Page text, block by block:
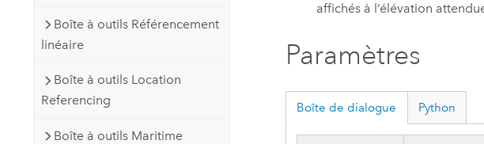
Boîte à outils Référencement
linéaire
Boîte à outils Location
Referencing
Boîte à outils Maritime
affichés à l’élévation
Paramètres
Boîte de dialogue Python